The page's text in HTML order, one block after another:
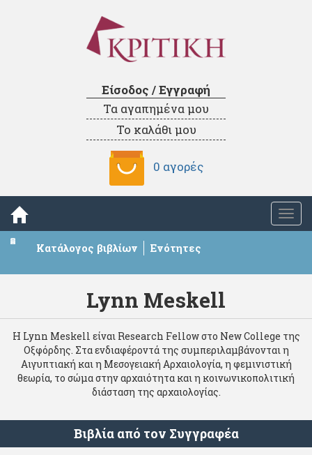
Είσοδος / Εγγραφή
Τα αγαπημένα μου
Το καλάθι μου
0 αγορές
Κατάλογος βιβλίων Ενότητες
Lynn Meskell
Η Lynn Meskell είναι Research Fellow στο New College της
Οξφόρδης. Στα ενδιαφέροντά της συμπεριλαμβάνονται η
Αιγυπτιακή και η Μεσογειακή Αρχαιολογία, η φεμινιστική
θεωρία, το σώμα στην αρχαιότητα και η κοινωνικοπολιτική
διάσταση της αρχαιολογίας.
Βιβλία από τον Συγγραφέα